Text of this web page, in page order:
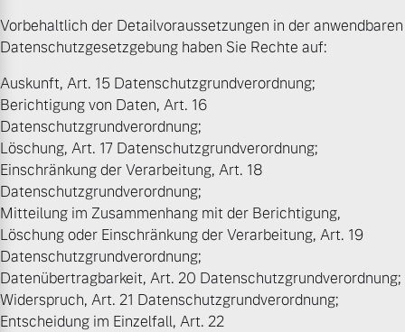
Vorbehaltlich der Detailvoraussetzungen in der anwendbaren
Datenschutzgesetzgebung haben Sie Rechte auf:
Auskunft, Art. 15 Datenschutzgrundverordnung;
Berichtigung von Daten, Art. 16
Datenschutzgrundverordnung;
Löschung, Art. 17 Datenschutzgrundverordnung;
Einschränkung der Verarbeitung, Art. 18
Datenschutzgrundverordnung;
Mitteilung im Zusammenhang mit der Berichtigung,
Löschung oder Einschränkung der Verarbeitung, Art. 19
Datenschutzgrundverordnung;
Datenübertragbarkeit, Art. 20 Datenschutzgrundverordnung;
Widerspruch, Art. 21 Datenschutzgrundverordnung;
Entscheidung im Einzelfall, Art. 22